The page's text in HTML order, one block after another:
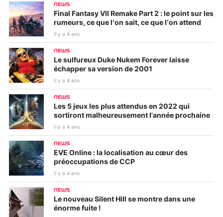
NEWS
Final Fantasy VII Remake Part 2 : le point sur les
rumeurs, ce que l’on sait, ce que l’on attend
Il y a 4 ans
NEWS
Le sulfureux Duke Nukem Forever laisse
échapper sa version de 2001
Il y a 4 ans
NEWS
Les 5 jeux les plus attendus en 2022 qui
sortiront malheureusement l'année prochaine
Il y a 4 ans
NEWS
EVE Online : la localisation au cœur des
préoccupations de CCP
Il y a 4 ans
NEWS
Le nouveau Silent Hill se montre dans une
énorme fuite !